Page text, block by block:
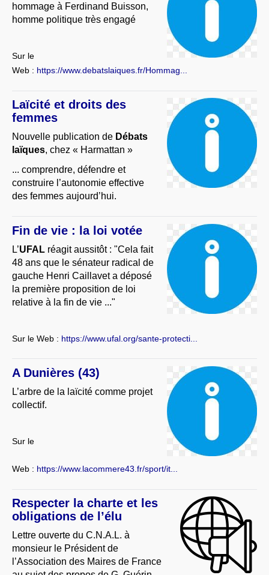
hommage à Ferdinand Buisson,
homme politique très engagé
Sur le
Web : https://www.debatslaiques.fr/Hommag...
Laïcité et droits des
femmes
Nouvelle publication de Débats
laïques, chez « Harmattan »
... comprendre, défendre et
construire l’autonomie effective
des femmes aujourd’hui.
Fin de vie : la loi votée
L’UFAL réagit aussitôt : "Cela fait
48 ans que le sénateur radical de
gauche Henri Caillavet a déposé
la première proposition de loi
relative à la fin de vie ..."
Sur le Web : https://www.ufal.org/sante-protecti...
A Dunières (43)
L’arbre de la laïcité comme projet
collectif.
Sur le
Web : https://www.lacommere43.fr/sport/it...
Respecter la charte et les
obligations de l’élu
Lettre ouverte du C.N.A.L. à
monsieur le Président de
l’Association des Maires de France